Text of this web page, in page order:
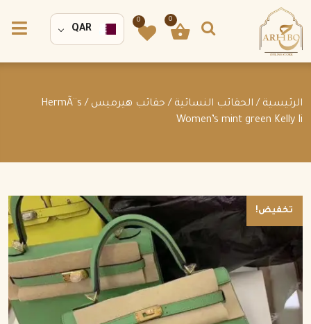
0
0
QAR
الرئيسية / الحقائب النسائية / حقائب هيرميس
/ HermÃ¨s
Women’s mint green Kelly Ii
تخفيض!